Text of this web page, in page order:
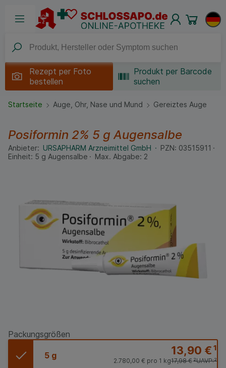
Rezept per Foto
bestellen
Produkt per Barcode
suchen
Startseite Auge, Ohr, Nase und Mund Gereiztes Auge
Posiformin 2% 5 gAugensalbe
Anbieter: URSAPHARM Arzneimittel GmbH PZN: 03515911
Einheit: 5 g Augensalbe Max. Abgabe: 2
Packungsgrößen
5 g 13,90 €¹
UAVP:²
17,98 €²
2.780,00 € pro 1 kg